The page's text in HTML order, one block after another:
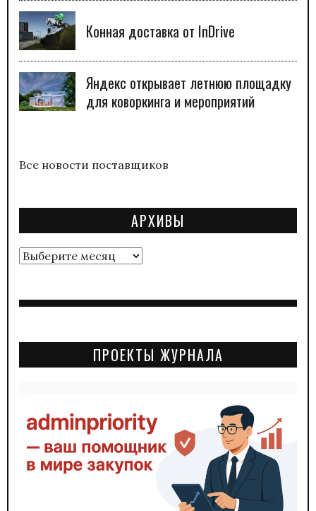
Конная доставка от InDrive
Яндекс открывает летнюю площадку
для коворкинга и мероприятий
Все новости поставщиков
АРХИВЫ
Архивы
ПРОЕКТЫ ЖУРНАЛА